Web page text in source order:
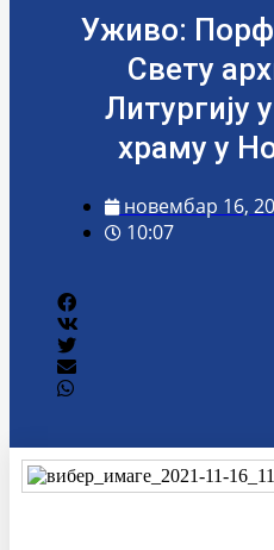
Уживо:
Свету
Литургију
храму у
новембар 16,
10:07